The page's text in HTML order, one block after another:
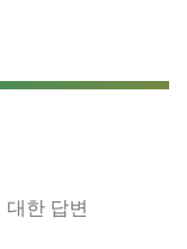
한 답변